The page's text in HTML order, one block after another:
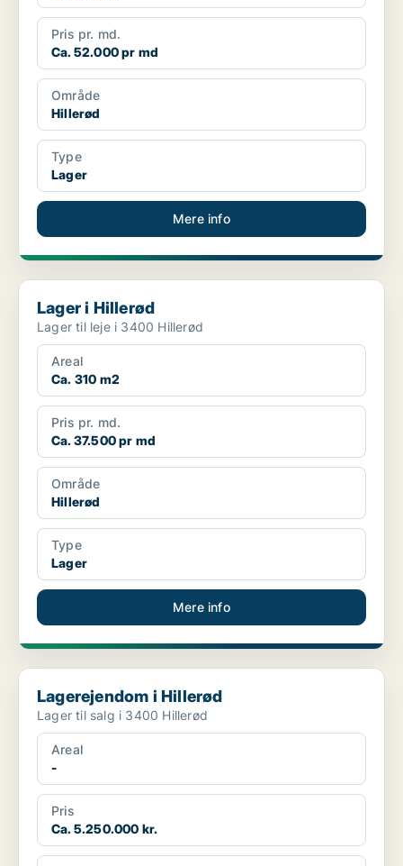
Pris pr. md.
Ca. 52.000 pr md
Område
Hillerød
Type
Lager
Mere info
Lager i Hillerød
Lager i Hillerød
Lager til leje i 3400 Hillerød
Areal
Ca. 310 m2
Pris pr. md.
Ca. 37.500 pr md
Område
Hillerød
Type
Lager
Mere info
Lagerejendom i Hillerød
Lagerejendom i Hillerød
Lager til salg i 3400 Hillerød
Areal
-
Pris
Ca. 5.250.000 kr.